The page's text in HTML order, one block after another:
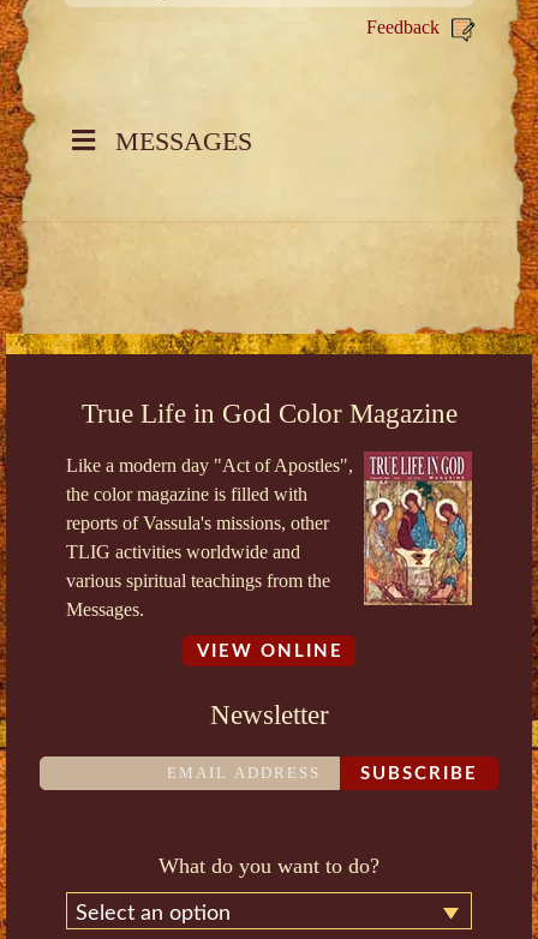
Feedback
MESSAGES
True Life in God Color Magazine
Like a modern day "Act of Apostles",
the color magazine is filled with
reports of Vassula's missions, other
TLIG activities worldwide and
various spiritual teachings from the
Messages.
VIEW ONLINE
Newsletter
SUBSCRIBE
What do you want to do?
Select an option